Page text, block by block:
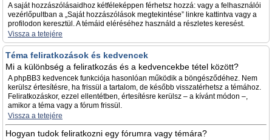
A saját hozzászólásaidhoz kétféleképpen férhetsz hozzá: vagy a felhasználói
vezérlőpultban a „Saját hozzászólások megtekintése” linkre kattintva vagy a
profilodon keresztül. A témáid eléréséhez használd a részletes keresést.
Vissza a tetejére
Téma feliratkozások és kedvencek
Mi a különbség a feliratkozás és a kedvencekbe tétel között?
A phpBB3 kedvencek funkciója hasonlóan működik a böngésződéhez. Nem
kerülsz értesítésre, ha frissül a tartalom, de később visszatérhetsz a témához.
Feliratkozáskor, ezzel ellentétben, értesítésre kerülsz – a kívánt módon –,
amikor a téma vagy a fórum frissül.
Vissza a tetejére
Hogyan tudok feliratkozni egy fórumra vagy témára?